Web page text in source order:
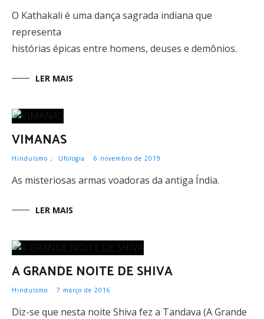
O Kathakali é uma dança sagrada indiana que
representa
histórias épicas entre homens, deuses e demônios.
LER MAIS
VIMANAS
Hinduísmo , Ufologia 6 novembro de 2019
As misteriosas armas voadoras da antiga Índia.
LER MAIS
A GRANDE NOITE DE SHIVA
Hinduísmo 7 março de 2016
Diz-se que nesta noite Shiva fez a Tandava (A Grande